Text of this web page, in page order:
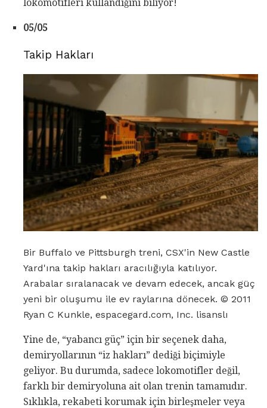
lokomotifleri kullandığını biliyor!
05/05
Takip Hakları
Bir Buffalo ve Pittsburgh treni, CSX'in New Castle
Yard'ına takip hakları aracılığıyla katılıyor.
Arabalar sıralanacak ve devam edecek, ancak güç
yeni bir oluşumu ile ev raylarına dönecek. © 2011
Ryan C Kunkle, espacegard.com, Inc. lisanslı
Yine de, “yabancı güç” için bir seçenek daha,
demiryollarının “iz hakları” dediği biçimiyle
geliyor. Bu durumda, sadece lokomotifler değil,
farklı bir demiryoluna ait olan trenin tamamıdır.
Sıklıkla, rekabeti korumak için birleşmeler veya